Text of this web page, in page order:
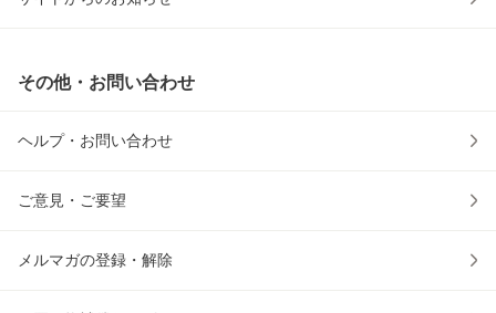
その他・お問い合わせ
ヘルプ・お問い合わせ
ご意見・ご要望
メルマガの登録・解除